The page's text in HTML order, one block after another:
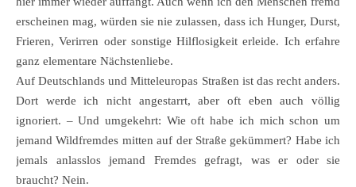
erscheinen mag, würden sie nie zulassen, dass ich Hunger, Durst,
Frieren, Verirren oder sonstige Hilflosigkeit erleide. Ich erfahre
ganz elementare Nächstenliebe.
Auf Deutschlands und Mitteleuropas Straßen ist das recht anders.
Dort werde ich nicht angestarrt, aber oft eben auch völlig
ignoriert. – Und umgekehrt: Wie oft habe ich mich schon um
jemand Wildfremdes mitten auf der Straße gekümmert? Habe ich
jemals anlasslos jemand Fremdes gefragt, was er oder sie
braucht? Nein.